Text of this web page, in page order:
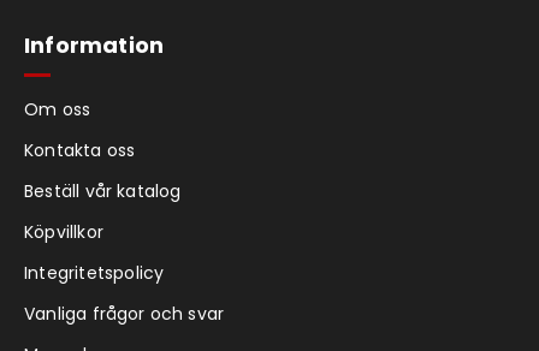
Information
Om oss
Kontakta oss
Beställ vår katalog
Köpvillkor
Integritetspolicy
Vanliga frågor och svar